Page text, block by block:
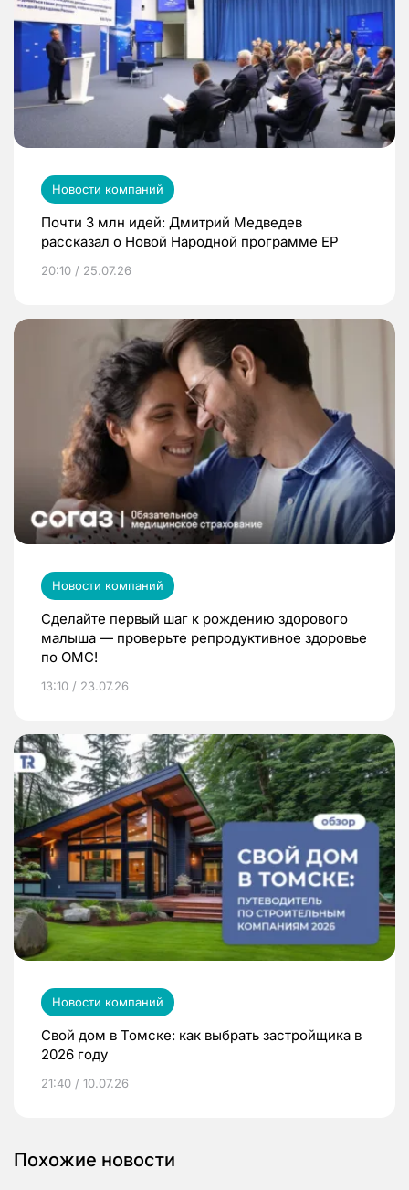
Новости компаний
Почти 3 млн идей: Дмитрий Медведев
рассказал о Новой Народной программе ЕР
20:10 / 25.07.26
Новости компаний
Сделайте первый шаг к рождению здорового
малыша — проверьте репродуктивное здоровье
по ОМС!
13:10 / 23.07.26
Новости компаний
Свой дом в Томске: как выбрать застройщика в
2026 году
21:40 / 10.07.26
Похожие новости